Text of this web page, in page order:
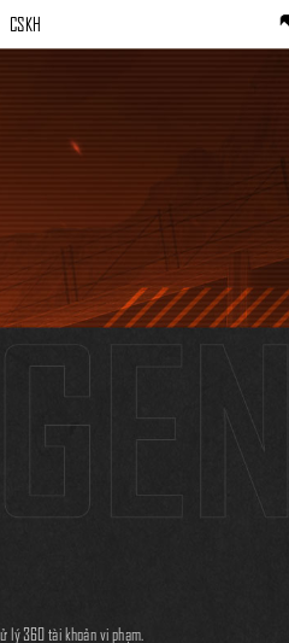
lý 360 tài khoản vi phạm.
CSKH